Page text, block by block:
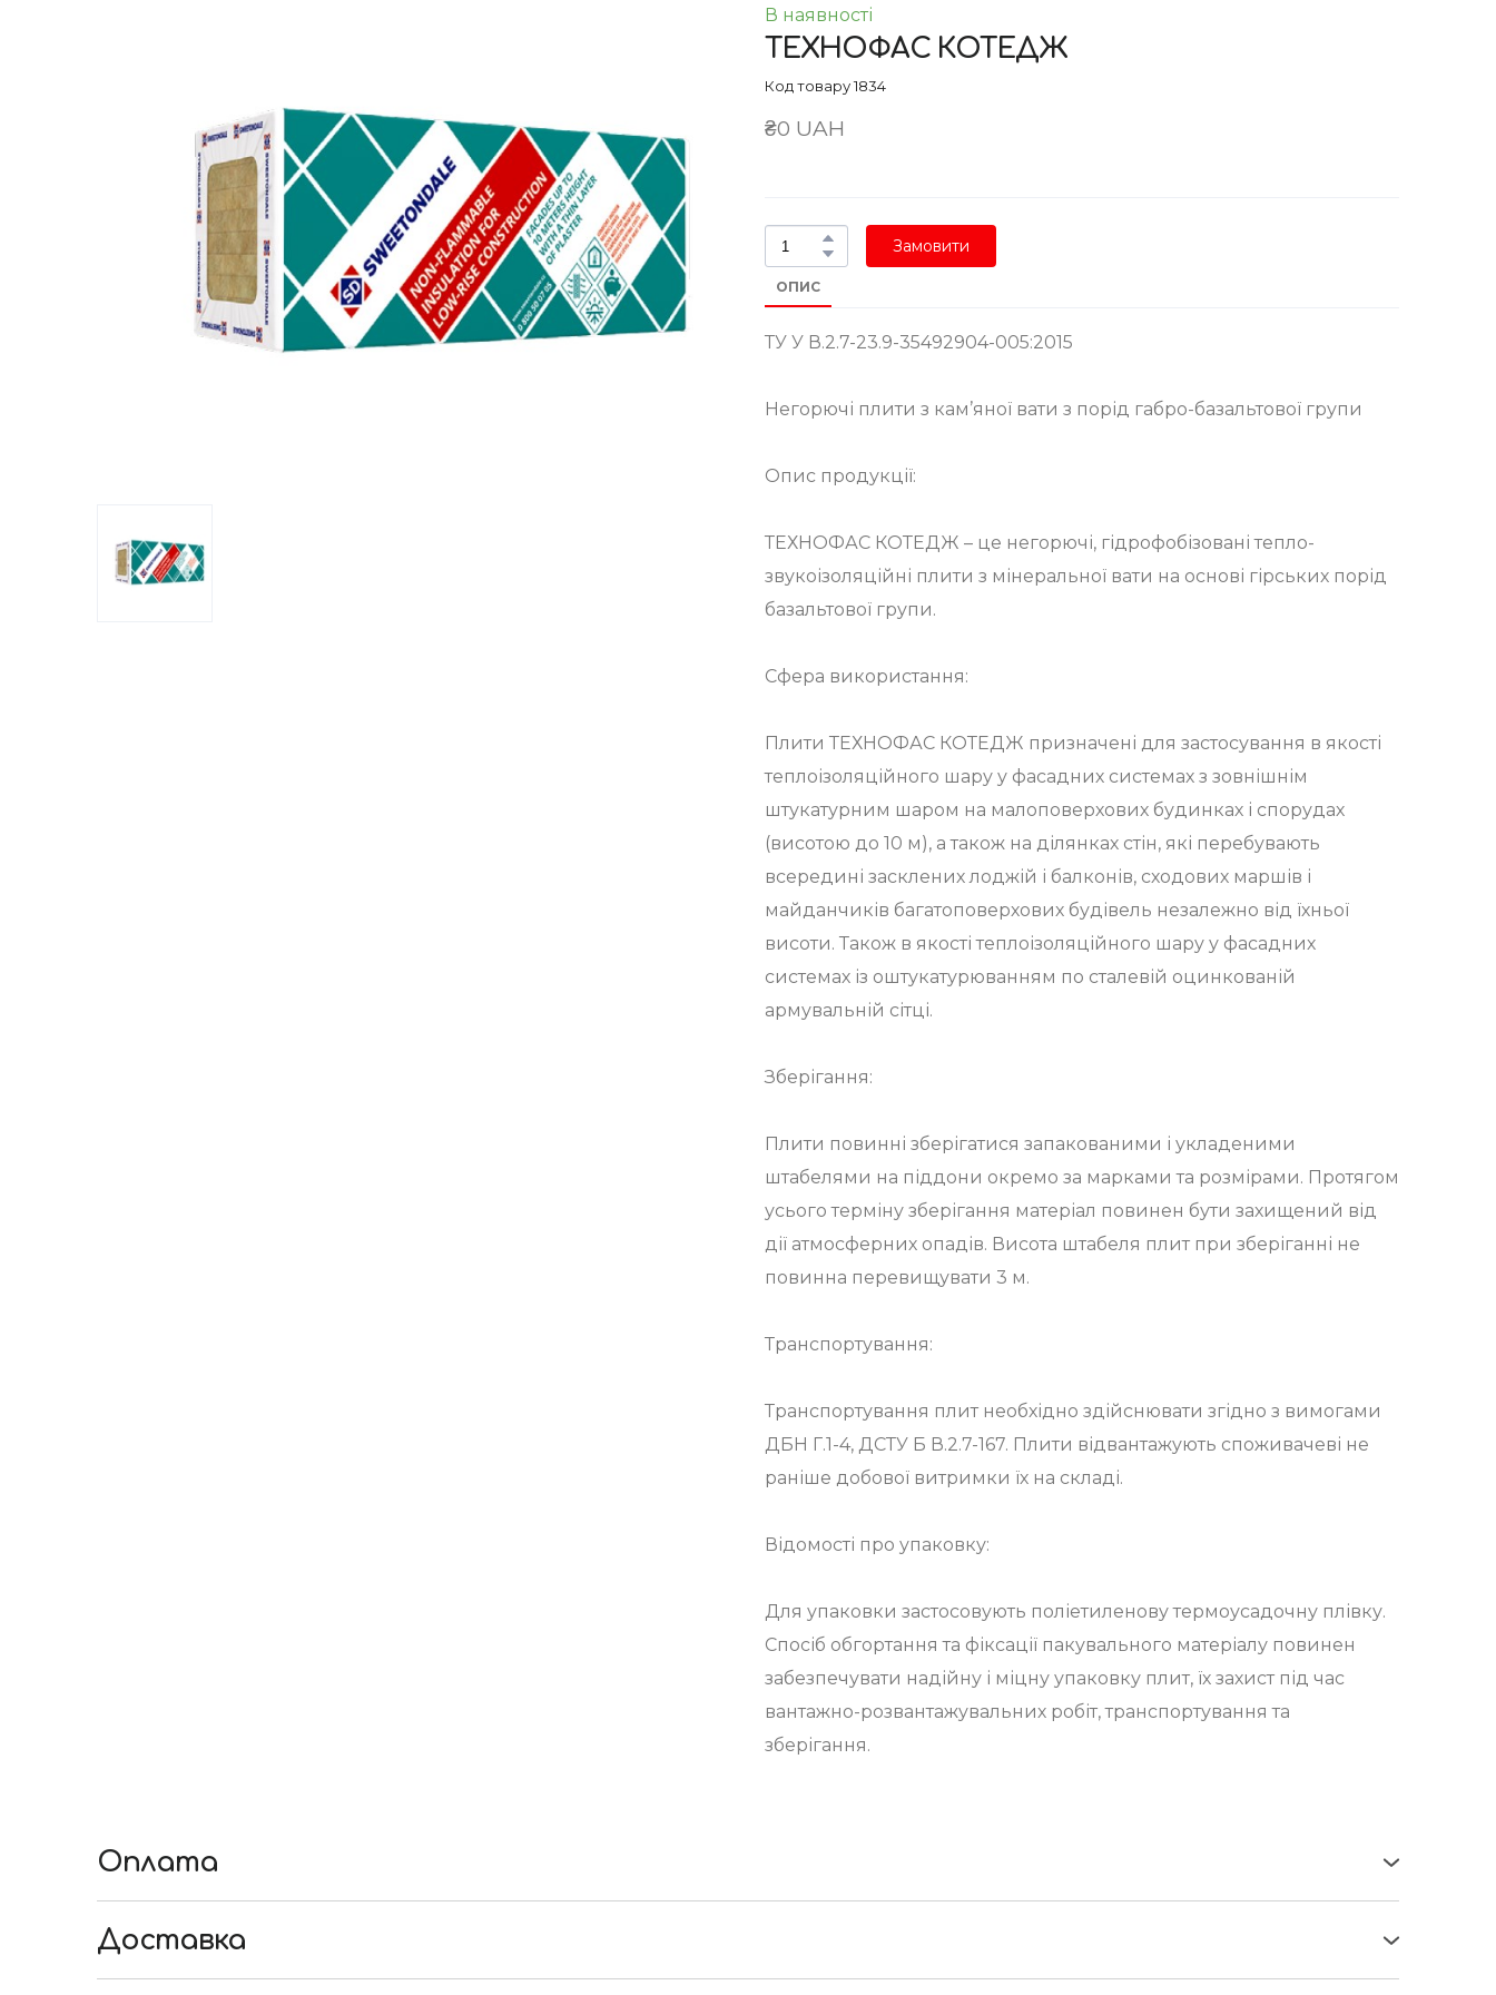
В наявності
ТЕХНОФАС КОТЕДЖ
Код товару 1834
₴0 UAH
Замовити
ОПИС
ТУ У В.2.7-23.9-35492904-005:2015
Негорючі плити з кам’яної вати з порід габро-базальтової групи
Опис продукції:
ТЕХНОФАС КОТЕДЖ – це негорючі, гідрофобізовані тепло-
звукоізоляційні плити з мінеральної вати на основі гірських порід
базальтової групи.
Сфера використання:
Плити ТЕХНОФАС КОТЕДЖ призначені для застосування в якості
теплоізоляційного шару у фасадних системах з зовнішнім
штукатурним шаром на малоповерхових будинках і спорудах
(висотою до 10 м), а також на ділянках стін, які перебувають
всередині засклених лоджій і балконів, сходових маршів і
майданчиків багатоповерхових будівель незалежно від їхньої
висоти. Також в якості теплоізоляційного шару у фасадних
системах із оштукатурюванням по сталевій оцинкованій
армувальній сітці.
Зберігання:
Плити повинні зберігатися запакованими і укладеними
штабелями на піддони окремо за марками та розмірами. Протягом
усього терміну зберігання матеріал повинен бути захищений від
дії атмосферних опадів. Висота штабеля плит при зберіганні не
повинна перевищувати 3 м.
Транспортування:
Транспортування плит необхідно здійснювати згідно з вимогами
ДБН Г.1-4, ДСТУ Б В.2.7-167. Плити відвантажують споживачеві не
раніше добової витримки їх на складі.
Відомості про упаковку:
Для упаковки застосовують поліетиленову термоусадочну плівку.
Спосіб обгортання та фіксації пакувального матеріалу повинен
забезпечувати надійну і міцну упаковку плит, їх захист під час
вантажно-розвантажувальних робіт, транспортування та
зберігання.
Оплата
◘ Безготівкова оплата з розрахункового рахунку Вашої компанії,
◘ у касі відділення будь-якого банку,
Доставка
• Доставка товару в день замовлення можлива за умови підтвердження замовлення до 15:00